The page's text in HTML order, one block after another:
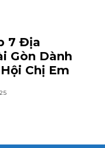
7 Địa
Gòn Dành
Chị Em